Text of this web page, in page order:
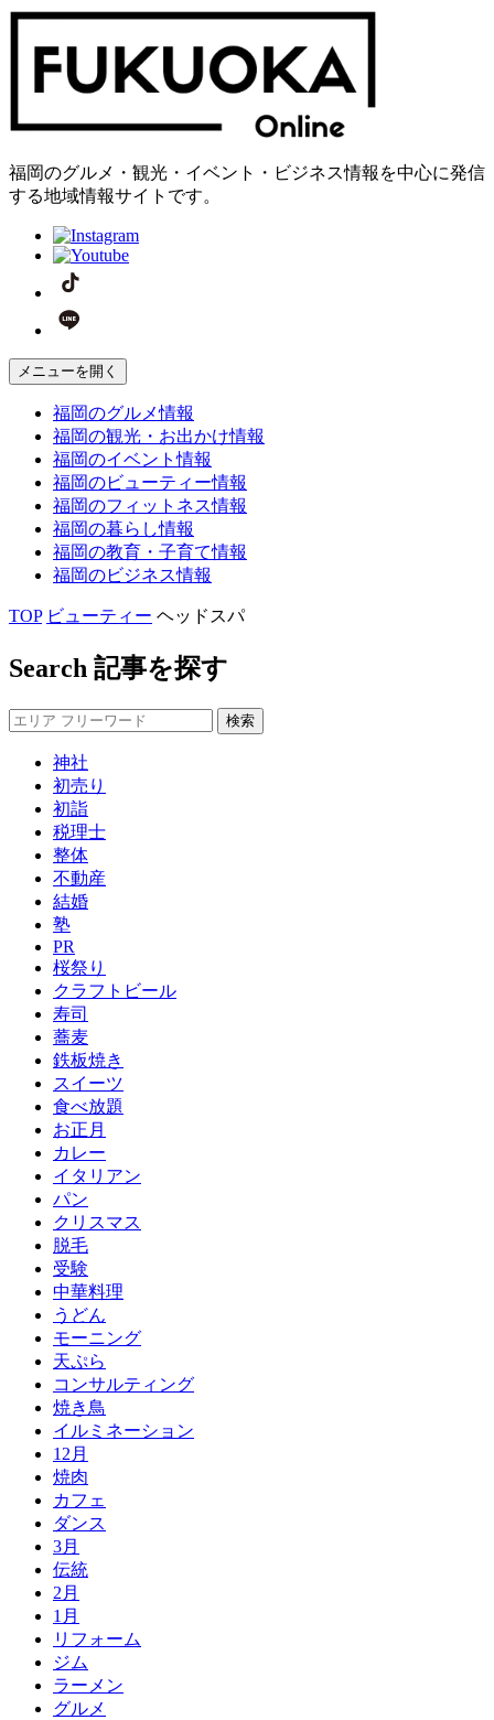
福岡のグルメ・観光・イベント・ビジネス情報を中心に発信
する地域情報サイトです。
メニューを開く
福岡のグルメ情報
福岡の観光・お出かけ情報
福岡のイベント情報
福岡のビューティー情報
福岡のフィットネス情報
福岡の暮らし情報
福岡の教育・子育て情報
福岡のビジネス情報
TOP ビューティー ヘッドスパ
Search 記事を探す
神社
初売り
初詣
税理士
整体
不動産
結婚
塾
PR
桜祭り
クラフトビール
寿司
蕎麦
鉄板焼き
スイーツ
食べ放題
お正月
カレー
イタリアン
パン
クリスマス
脱毛
受験
中華料理
うどん
モーニング
天ぷら
コンサルティング
焼き鳥
イルミネーション
12月
焼肉
カフェ
ダンス
3月
伝統
2月
1月
リフォーム
ジム
ラーメン
グルメ